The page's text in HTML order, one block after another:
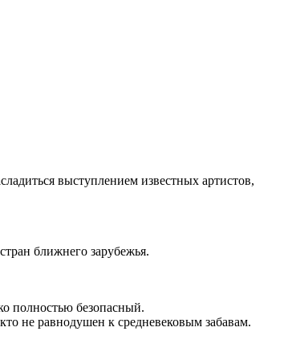
выступлением известных артистов,
ближнего зарубежья.
полностью безопасный.
не равнодушен к средневековым забавам.